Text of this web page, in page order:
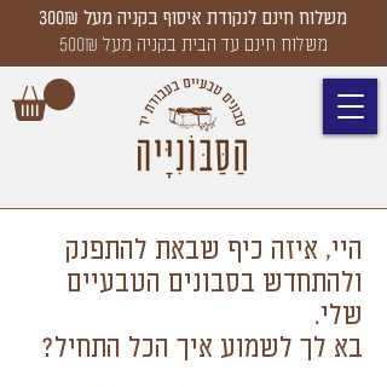
משלוח חינם לנקודת איסוף בקניה מעל 300₪
משלוח חינם עד הבית בקניה מעל 500₪
היי, איזה כיף שבאת להתפנק
ולהתחדש בסבונים הטבעיים
שלי.
בא לך לשמוע איך הכל התחיל?